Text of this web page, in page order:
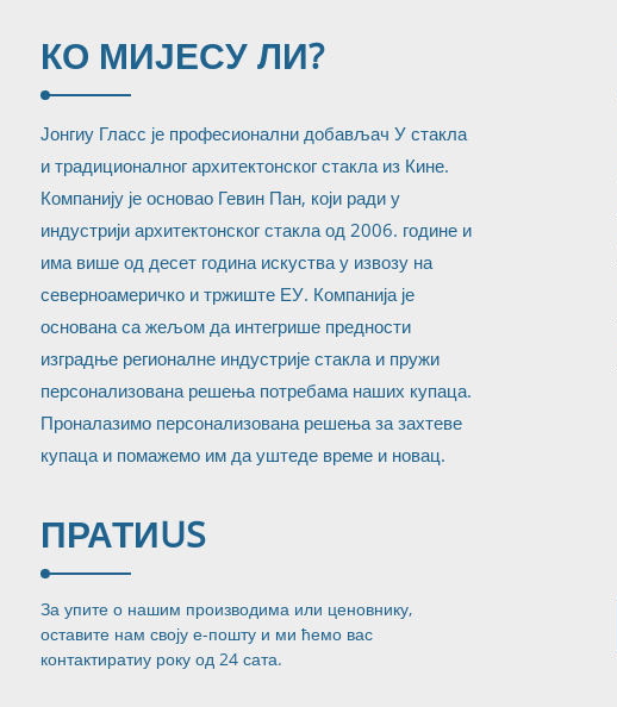
КО МИЈЕСУ ЛИ?
Јонгиу Гласс је професионални добављач У стакла
и традиционалног архитектонског стакла из Кине.
Компанију је основао Гевин Пан, који ради у
индустрији архитектонског стакла од 2006. године и
има више од десет година искуства у извозу на
северноамеричко и тржиште ЕУ. Компанија је
основана са жељом да интегрише предности
изградње регионалне индустрије стакла и пружи
персонализована решења потребама наших купаца.
Проналазимо персонализована решења за захтеве
купаца и помажемо им да уштеде време и новац.
ПРАТИUS
За упите о нашим производима или ценовнику,
оставите нам своју е-пошту и ми ћемо вас
контактиратиу року од 24 сата.